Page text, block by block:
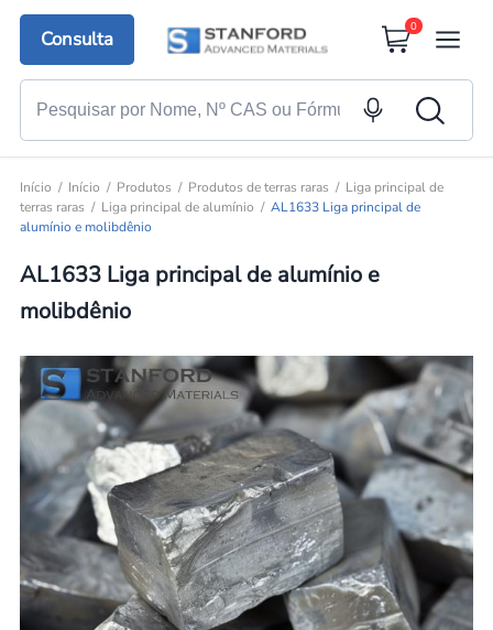
Consulta
0
Início Início Produtos Produtos de terras raras
Liga principal de
terras raras
Liga principal de alumínio
AL1633 Liga principal de
alumínio e molibdênio
AL1633 Liga principal de alumínio e
molibdênio